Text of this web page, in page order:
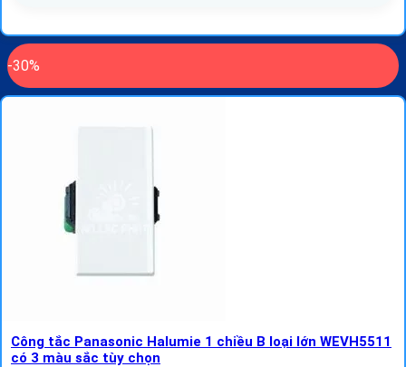
-30%
Công tắc Panasonic Halumie 1 chiều B loại lớn WEVH5511
có 3 màu sắc tùy chọn